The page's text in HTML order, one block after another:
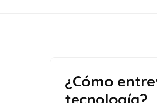
¿Cómo
tecnología?